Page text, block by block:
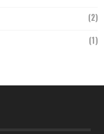
(2)
(1)